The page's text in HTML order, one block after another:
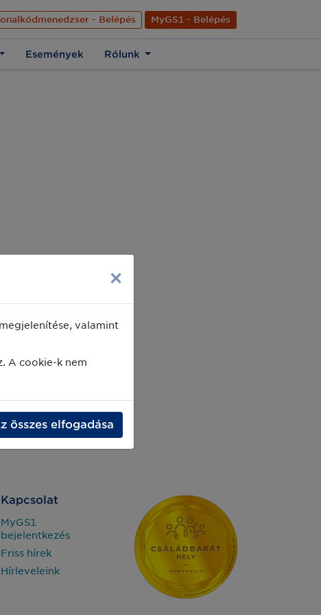
nyelve Hírek Kapcsolat Rólunk
EN
- Belépés
MyGS1 - Belépés
Események Rólunk
Kapcsolat
MyGS1
bejelentkezés
Friss hírek
Hírleveleink
×
valamint
A cookie-k nem
összes elfogadása